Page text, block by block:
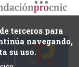
terceros para
navegando,
su uso.